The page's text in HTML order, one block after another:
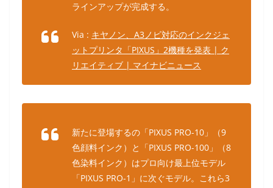
ラインアップが完成する。
Via : キヤノン、A3ノビ対応のインクジェ
ットプリンタ「PIXUS」2機種を発表 | ク
リエイティブ | マイナビニュース
新たに登場するの「PIXUS PRO-10」（9
色顔料インク）と「PIXUS PRO-100」（8
色染料インク）はプロ向け最上位モデル
「PIXUS PRO-1」に次ぐモデル。これら3